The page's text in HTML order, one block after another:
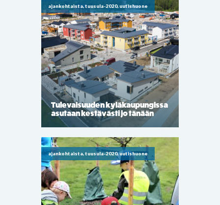
ajankohtaista, tuusula-2020, uutishuone
Tulevaisuuden kyläkaupungissa
asutaan kestävästi jo tänään
ajankohtaista, tuusula-2020, uutishuone